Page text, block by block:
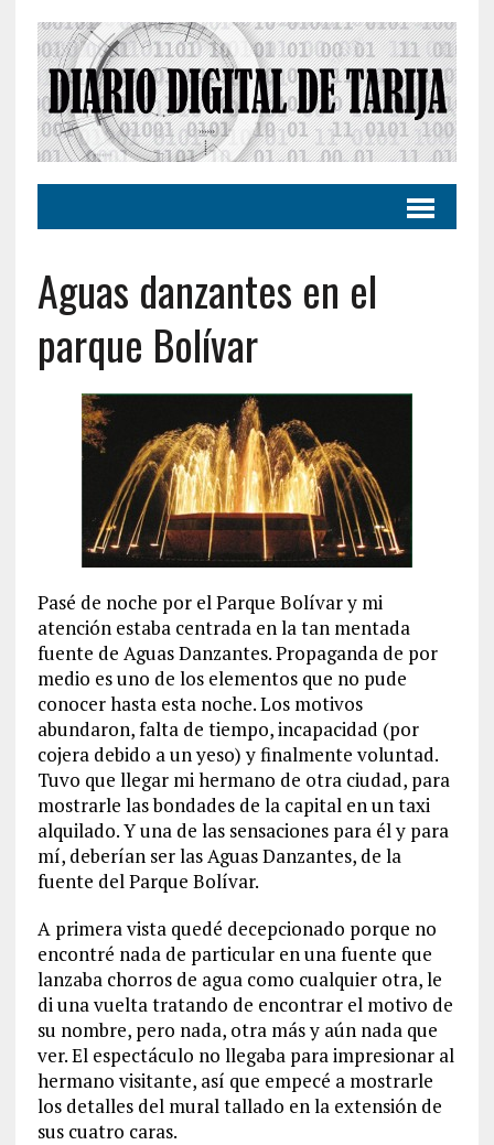
Aguas danzantes en el
parque Bolívar
Pasé de noche por el Parque Bolívar y mi
atención estaba centrada en la tan mentada
fuente de Aguas Danzantes. Propaganda de por
medio es uno de los elementos que no pude
conocer hasta esta noche. Los motivos
abundaron, falta de tiempo, incapacidad (por
cojera debido a un yeso) y finalmente voluntad.
Tuvo que llegar mi hermano de otra ciudad, para
mostrarle las bondades de la capital en un taxi
alquilado. Y una de las sensaciones para él y para
mí, deberían ser las Aguas Danzantes, de la
fuente del Parque Bolívar.
A primera vista quedé decepcionado porque no
encontré nada de particular en una fuente que
lanzaba chorros de agua como cualquier otra, le
di una vuelta tratando de encontrar el motivo de
su nombre, pero nada, otra más y aún nada que
ver. El espectáculo no llegaba para impresionar al
hermano visitante, así que empecé a mostrarle
los detalles del mural tallado en la extensión de
sus cuatro caras.